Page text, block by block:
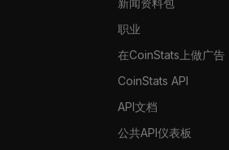
职业
在CoinStats上做广告
CoinStats API
API文档
公共API仪表板